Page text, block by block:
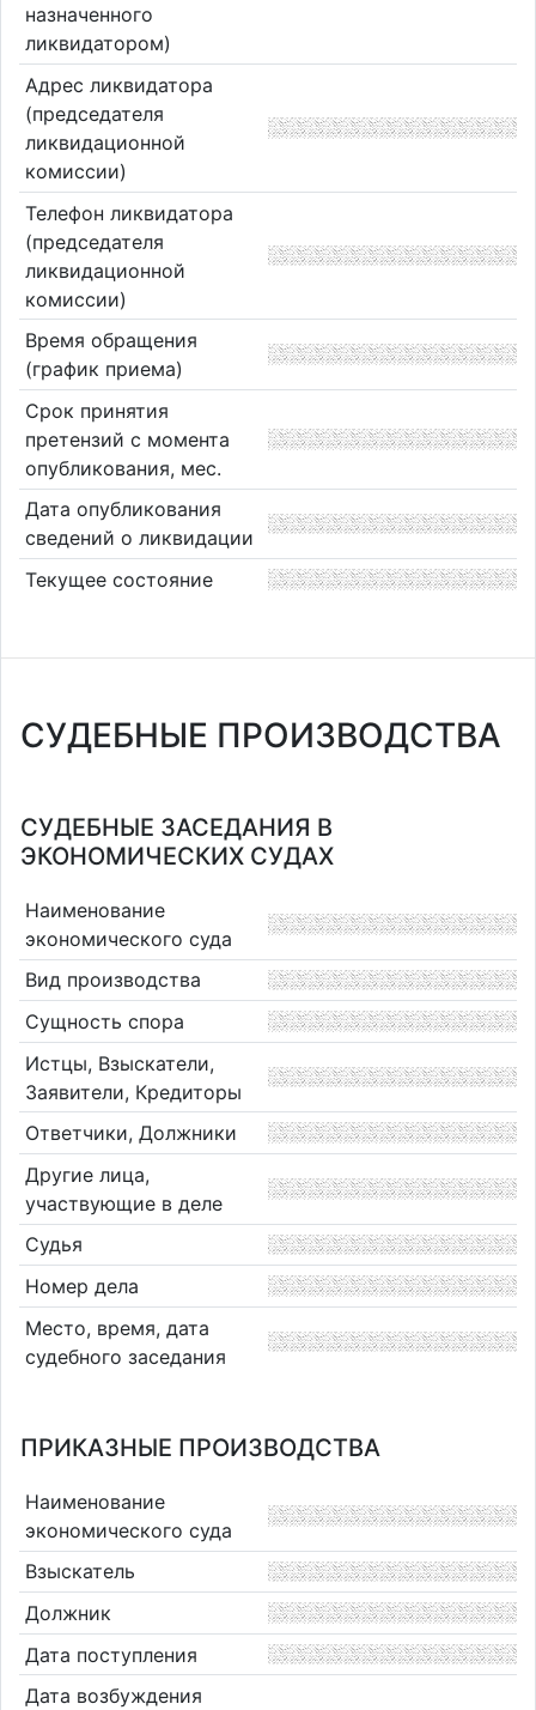
назначенного
ликвидатором)
Адрес ликвидатора
(председателя
ликвидационной
комиссии)
Телефон ликвидатора
(председателя
ликвидационной
комиссии)
Время обращения
(график приема)
Срок принятия
претензий с момента
опубликования, мес.
Дата опубликования
сведений о ликвидации
Текущее состояние
СУДЕБНЫЕ ПРОИЗВОДСТВА
СУДЕБНЫЕ ЗАСЕДАНИЯ В
ЭКОНОМИЧЕСКИХ СУДАХ
Наименование
экономического суда
Вид производства
Сущность спора
Истцы, Взыскатели,
Заявители, Кредиторы
Ответчики, Должники
Другие лица,
участвующие в деле
Судья
Номер дела
Место, время, дата
судебного заседания
ПРИКАЗНЫЕ ПРОИЗВОДСТВА
Наименование
экономического суда
Взыскатель
Должник
Дата поступления
Дата возбуждения